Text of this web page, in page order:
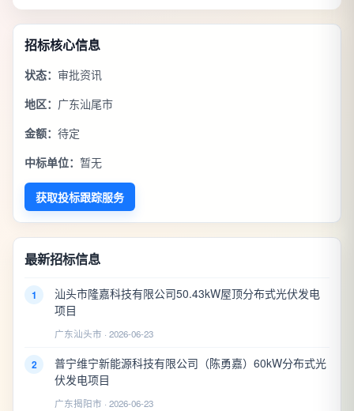
招标核心信息
状态： 审批资讯
地区： 广东汕尾市
金额： 待定
中标单位： 暂无
获取投标跟踪服务
最新招标信息
1
汕头市隆嘉科技有限公司50.43kW屋顶分布式光伏发电
项目
广东汕头市 · 2026-06-23
2
普宁维宁新能源科技有限公司（陈勇嘉）60kW分布式光
伏发电项目
广东揭阳市 · 2026-06-23